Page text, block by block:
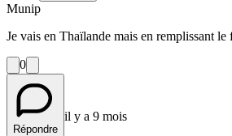
Munip
Je vais en Thaïlande mais en remplissant
0
Répondre
il y a 9 mois